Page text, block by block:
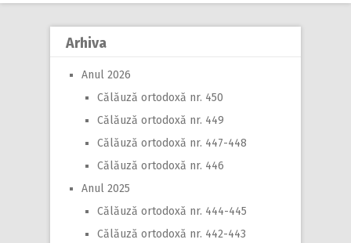
Arhiva
Anul 2026
Călăuză ortodoxă nr. 450
Călăuză ortodoxă nr. 449
Călăuză ortodoxă nr. 447-448
Călăuză ortodoxă nr. 446
Anul 2025
Călăuză ortodoxă nr. 444-445
Călăuză ortodoxă nr. 442-443